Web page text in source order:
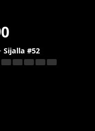
Sijalla #52